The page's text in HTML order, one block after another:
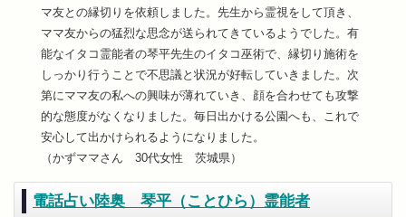
マ友との縁切りを依頼しました。先生から霊視をして頂き、
ママ友からの猛烈な思念が送られてきているようでした。有
能なイタコ霊能者の琴平先生のイタコ巫術で、縁切り施術を
しっかり行うことで不思議と状況が好転していきました。次
第にママ友の私への興味が薄れていき、顔を合わせても攻撃
的な態度がなくなりました。毎日出かける公園へも、これで
安心して出かけられるようになりました。
（かずママさん 30代女性 茨城県）
電話占い陸奥 琴平（ことひら）霊能者